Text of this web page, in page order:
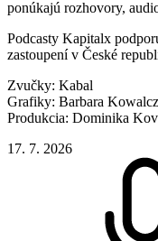
ponúkajú rozhovory,
Podcasty Kapitalx
zastoupení v České
Zvučky: Kabal
Grafiky: Barbara
Produkcia: Dominika
17. 7. 2026